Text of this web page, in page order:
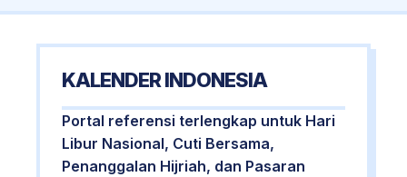
KALENDER INDONESIA
Portal referensi terlengkap untuk Hari
Libur Nasional, Cuti Bersama,
Penanggalan Hijriah, dan Pasaran